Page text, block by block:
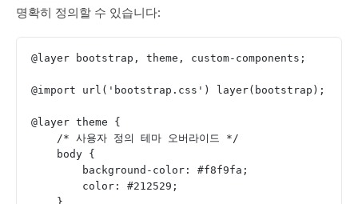
명확히 정의할 수 있습니다:
@layer bootstrap, theme, custom-components;
@import url('bootstrap.css') layer(bootstrap);
@layer theme {
    /* 사용자 정의 테마 오버라이드 */
    body {
        background-color: #f8f9fa;
        color: #212529;